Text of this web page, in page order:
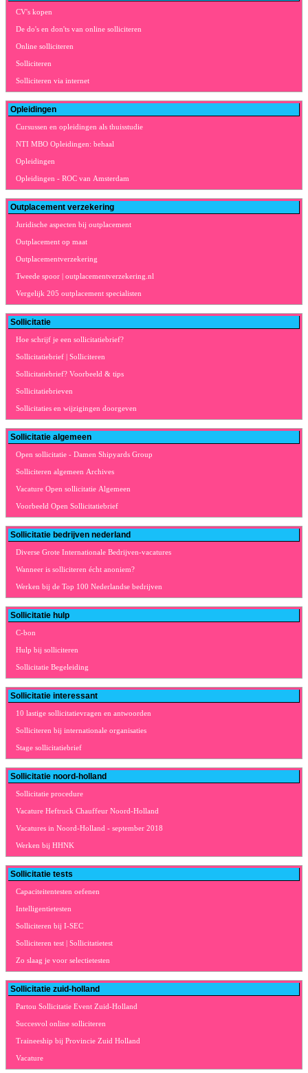
CV's kopen
De do's en don'ts van online solliciteren
Online solliciteren
Solliciteren
Solliciteren via internet
Opleidingen
Cursussen en opleidingen als thuisstudie
NTI MBO Opleidingen: behaal
Opleidingen
Opleidingen - ROC van Amsterdam
Outplacement verzekering
Juridische aspecten bij outplacement
Outplacement op maat
Outplacementverzekering
Tweede spoor | outplacementverzekering.nl
Vergelijk 205 outplacement specialisten
Sollicitatie
Hoe schrijf je een sollicitatiebrief?
Sollicitatiebrief | Solliciteren
Sollicitatiebrief? Voorbeeld & tips
Sollicitatiebrieven
Sollicitaties en wijzigingen doorgeven
Sollicitatie algemeen
Open sollicitatie - Damen Shipyards Group
Solliciteren algemeen Archives
Vacature Open sollicitatie Algemeen
Voorbeeld Open Sollicitatiebrief
Sollicitatie bedrijven nederland
Diverse Grote Internationale Bedrijven-vacatures
Wanneer is solliciteren écht anoniem?
Werken bij de Top 100 Nederlandse bedrijven
Sollicitatie hulp
C-bon
Hulp bij solliciteren
Sollicitatie Begeleiding
Sollicitatie interessant
10 lastige sollicitatievragen en antwoorden
Solliciteren bij internationale organisaties
Stage sollicitatiebrief
Sollicitatie noord-holland
Sollicitatie procedure
Vacature Heftruck Chauffeur Noord-Holland
Vacatures in Noord-Holland - september 2018
Werken bij HHNK
Sollicitatie tests
Capaciteitentesten oefenen
Intelligentietesten
Solliciteren bij I-SEC
Solliciteren test | Sollicitatietest
Zo slaag je voor selectietesten
Sollicitatie zuid-holland
Partou Sollicitatie Event Zuid-Holland
Succesvol online solliciteren
Traineeship bij Provincie Zuid Holland
Vacature